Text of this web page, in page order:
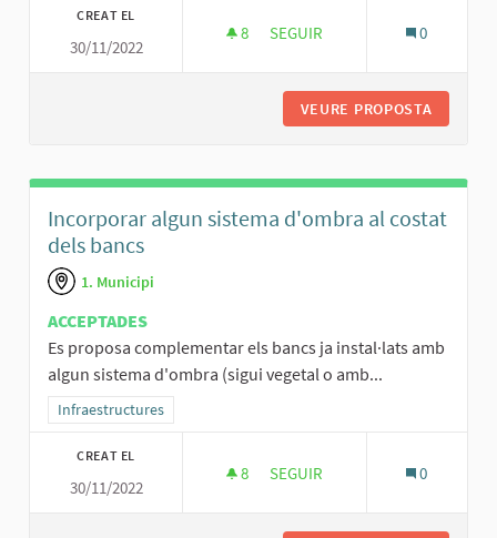
CREAT EL
30/11/2022
8 8 SEGUIDORES
SEGUIR 0
VEURE PROPOSTA
Incorporar algun sistema d'ombra al costat
dels bancs
1. Municipi
ACCEPTADES
Es proposa complementar els bancs ja instal·lats amb
algun sistema d'ombra (sigui vegetal o amb...
Resultats al filtrar per la categoria: Infraestructures
Infraestructures
CREAT EL
30/11/2022
8 8 SEGUIDORES
SEGUIR 0